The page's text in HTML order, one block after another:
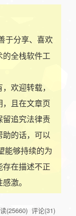
于分享、喜欢
的全栈软件工
欢迎转载，
，且在文章页
留追究法律责
的话，可以
能够持续的为
存在描述不正
激。
(25660) 评论(31)